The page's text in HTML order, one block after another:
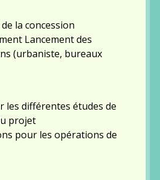
la concession
Lancement des
(urbaniste, bureaux
les différentes études de
projet
pour les opérations de